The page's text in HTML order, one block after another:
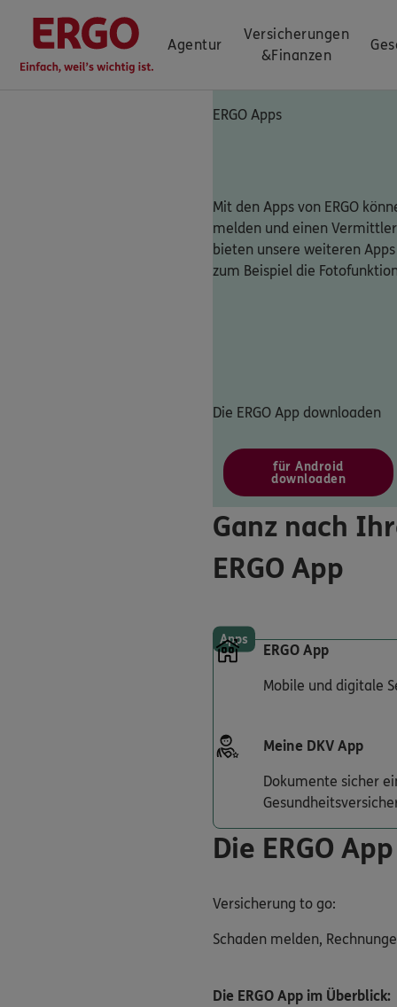
Agentur
Versicherungen
&Finanzen
ERGO Apps
Mit den Apps von ERGO
melden und einen
bieten unsere weiteren
zum Beispiel die
Die ERGO App downloaden
für Android
downloaden
Ganz nach
ERGO App
Apps
ERGO App
Mobile und digitale
Meine DKV App
Dokumente sicher
Die ERGO App
Versicherung to go:
Schaden melden,
Die ERGO App im Überblick: